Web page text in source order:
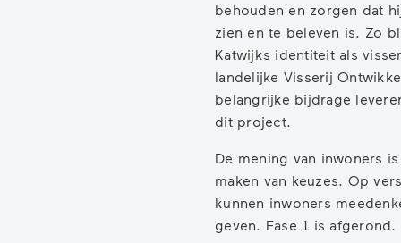
behouden en zorgen dat
zien en te beleven is. Zo
Katwijks identiteit als
landelijke Visserij
belangrijke bijdrage
dit project.
De mening van inwoners
maken van keuzes. Op
kunnen inwoners
geven. Fase 1 is afgerond.